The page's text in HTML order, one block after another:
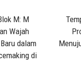
M: M
Wajah
dalam
di